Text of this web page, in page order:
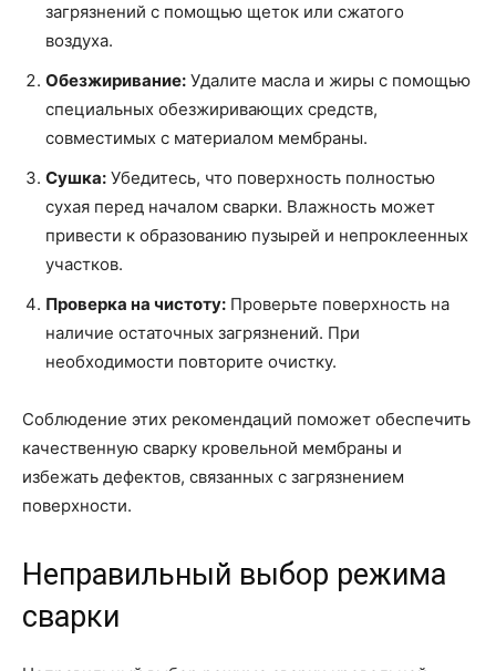
загрязнений с помощью щеток или сжатого
воздуха.
Обезжиривание: Удалите масла и жиры с помощью
специальных обезжиривающих средств,
совместимых с материалом мембраны.
Сушка: Убедитесь, что поверхность полностью
сухая перед началом сварки. Влажность может
привести к образованию пузырей и непроклеенных
участков.
Проверка на чистоту: Проверьте поверхность на
наличие остаточных загрязнений. При
необходимости повторите очистку.
Соблюдение этих рекомендаций поможет обеспечить
качественную сварку кровельной мембраны и
избежать дефектов, связанных с загрязнением
поверхности.
Неправильный выбор режима
сварки